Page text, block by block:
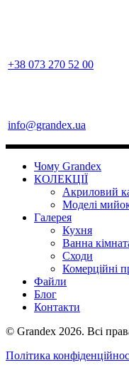
+38 073 270 52 00
info@grandex.ua
Чому Grandex
КОЛЕКЦІЇ
Акриловий
Моделі
Галерея
Кухня
Ванна
Сходи
Комерційні
Файли
Блог
Контакти
© Grandex 2026. Всі
Політика